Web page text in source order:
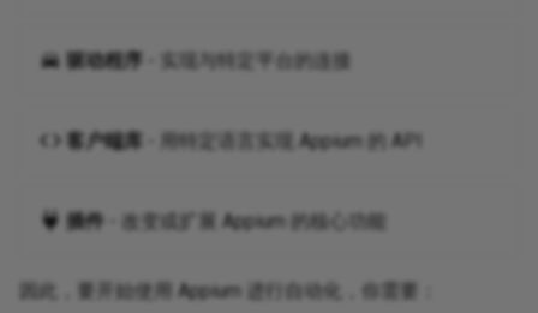
驱动程序 - 实现与特定平台的连接
客户端库 - 用特定语言实现 Appium 的 API
插件 - 改变或扩展 Appium 的核心功能
因此，要开始使用 Appium 进行自动化，你需要：